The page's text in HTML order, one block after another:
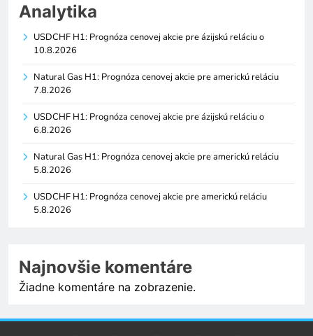
Analytika
USDCHF H1: Prognóza cenovej akcie pre ázijskú reláciu o
10.8.2026
Natural Gas H1: Prognóza cenovej akcie pre americkú reláciu
7.8.2026
USDCHF H1: Prognóza cenovej akcie pre ázijskú reláciu o
6.8.2026
Natural Gas H1: Prognóza cenovej akcie pre americkú reláciu
5.8.2026
USDCHF H1: Prognóza cenovej akcie pre americkú reláciu
5.8.2026
Najnovšie komentáre
Žiadne komentáre na zobrazenie.